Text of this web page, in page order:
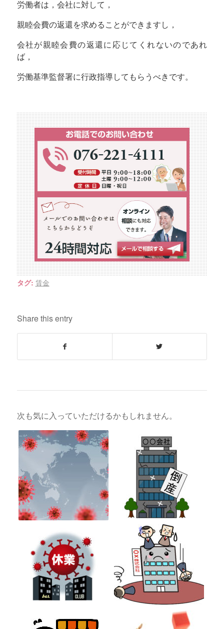
労働者は，会社に対して，
親睦会費の返還を求めることができますし，
会社が親睦会費の返還に応じてくれないのであれ
ば，
労働基準監督署に行政指導してもらうべきです。
タグ: 賃金
Share this entry
次も気に入っていただけるかもしれません。